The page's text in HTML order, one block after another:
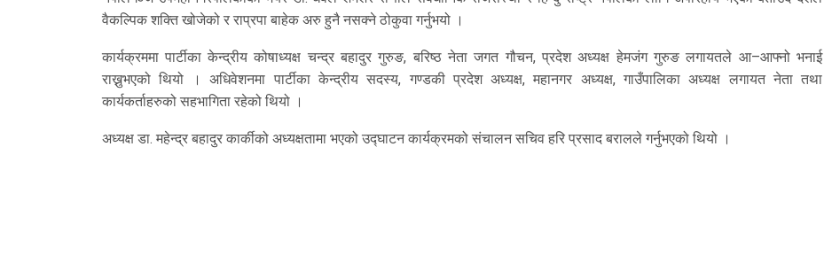
वैकल्पिक शक्ति खोजेको र राप्रपा बाहेक अरु हुनै नसक्ने ठोकुवा गर्नुभयो ।
कार्यक्रममा पार्टीका केन्द्रीय कोषाध्यक्ष चन्द्र बहादुर गुरुङ, बरिष्ठ नेता जगत गौचन, प्रदेश अध्यक्ष हेमजंग गुरुङ लगायतले आ–आफ्नो भनाई
राख्नुभएको थियो । अधिवेशनमा पार्टीका केन्द्रीय सदस्य, गण्डकी प्रदेश अध्यक्ष, महानगर अध्यक्ष, गाउँपालिका अध्यक्ष लगायत नेता तथा
कार्यकर्ताहरुको सहभागिता रहेको थियो ।
अध्यक्ष डा. महेन्द्र बहादुर कार्कीको अध्यक्षतामा भएको उद्घाटन कार्यक्रमको संचालन सचिव हरि प्रसाद बरालले गर्नुभएको थियो ।